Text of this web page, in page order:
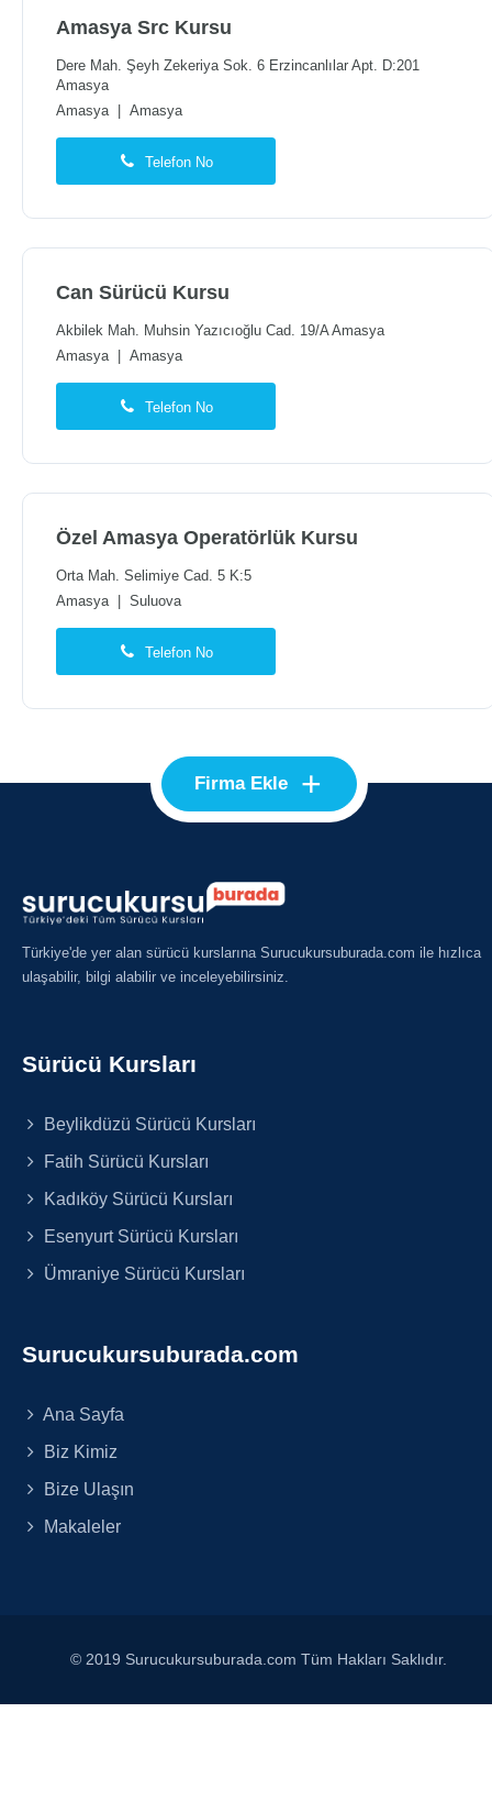
Amasya Src Kursu
Dere Mah. Şeyh Zekeriya Sok. 6 Erzincanlılar Apt. D:201
Amasya
Amasya| Amasya
Telefon No
Can Sürücü Kursu
Akbilek Mah. Muhsin Yazıcıoğlu Cad. 19/A Amasya
Amasya| Amasya
Telefon No
Özel Amasya Operatörlük Kursu
Orta Mah. Selimiye Cad. 5 K:5
Amasya| Suluova
Telefon No
Firma Ekle +
Türkiye'de yer alan sürücü kurslarına Surucukursuburada.com ile hızlıca
ulaşabilir, bilgi alabilir ve inceleyebilirsiniz.
Sürücü Kursları
Beylikdüzü Sürücü Kursları
Fatih Sürücü Kursları
Kadıköy Sürücü Kursları
Esenyurt Sürücü Kursları
Ümraniye Sürücü Kursları
Surucukursuburada.com
Ana Sayfa
Biz Kimiz
Bize Ulaşın
Makaleler
© 2019 Surucukursuburada.com Tüm Hakları Saklıdır.